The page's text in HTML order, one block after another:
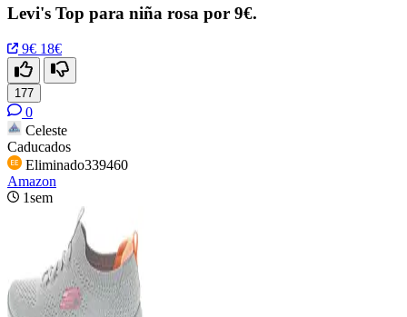
Levi's Top para niña rosa por 9€.
9€ 18€
177
0
Celeste
Caducados
Eliminado339460
Amazon
1sem